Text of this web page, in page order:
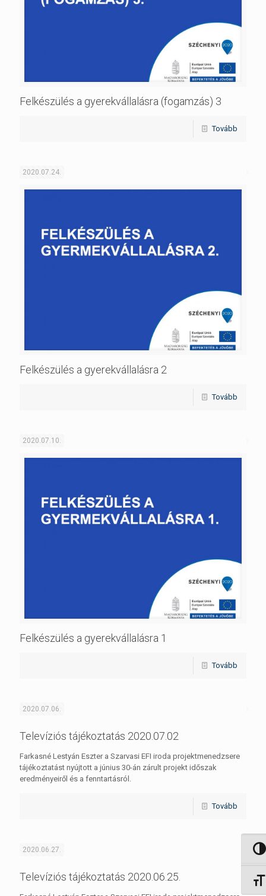
Felkészülés a gyerekvállalásra (fogamzás) 3
Tovább
2020.07.24.
Felkészülés a gyerekvállalásra 2
Tovább
2020.07.10.
Felkészülés a gyerekvállalásra 1
Tovább
2020.07.06.
Televíziós tájékoztatás 2020.07.02
Farkasné Lestyán Eszter a Szarvasi EFI iroda projektmenedzsere
tájékoztatást nyújtott a június 30-án zárult projekt időszak
eredményeiről és a fenntartásról.
Tovább
2020.06.27.
Televíziós tájékoztatás 2020.06.25.